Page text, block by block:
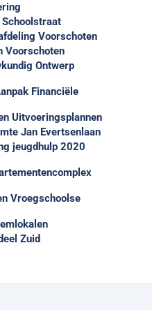
Voorschoten
Voorschoten
Ontwerp
Financiële
Uitvoeringsplannen
Jan Evertsenlaan
jeugdhulp 2020
Vroegschoolse
Zuid